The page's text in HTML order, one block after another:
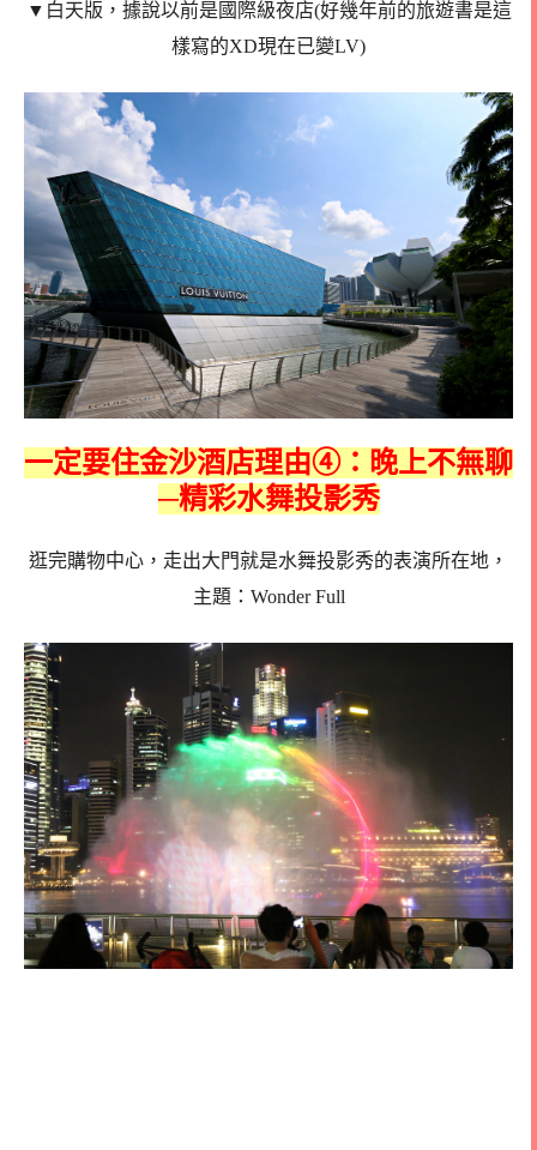
▼ 白天版，據說以前是國際級夜店(好幾年前的旅遊書是這
樣寫的XD現在已變LV)
一定要住金沙酒店理由④：晚上不無聊
─精彩水舞投影秀
逛完購物中心，走出大門就是水舞投影秀的表演所在地，
主題：Wonder Full